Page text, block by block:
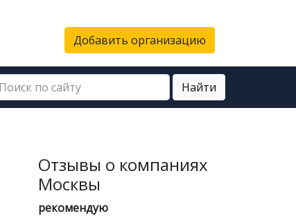
Добавить организацию
Найти
Отзывы о компаниях
Москвы
рекомендую